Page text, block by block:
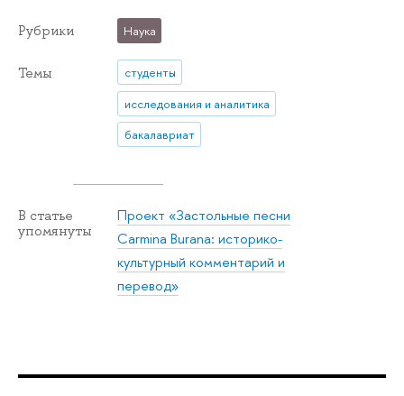
Рубрики Наука
Темы
студенты
исследования и аналитика
бакалавриат
В статье
упомянуты
Проект «Застольные песни
Carmina Burana: историко-
культурный комментарий и
перевод»